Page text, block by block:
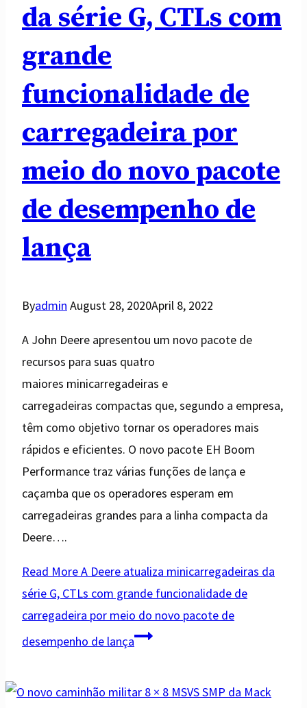
da série G, CTLs com
grande
funcionalidade de
carregadeira por
meio do novo pacote
de desempenho de
lança
Byadmin August 28, 2020April 8, 2022
A John Deere apresentou um novo pacote de
recursos para suas quatro
maiores minicarregadeiras e
carregadeiras compactas que, segundo a empresa,
têm como objetivo tornar os operadores mais
rápidos e eficientes. O novo pacote EH Boom
Performance traz várias funções de lança e
caçamba que os operadores esperam em
carregadeiras grandes para a linha compacta da
Deere….
Read MoreA Deere atualiza minicarregadeiras da
série G, CTLs com grande funcionalidade de
carregadeira por meio do novo pacote de
desempenho de lança